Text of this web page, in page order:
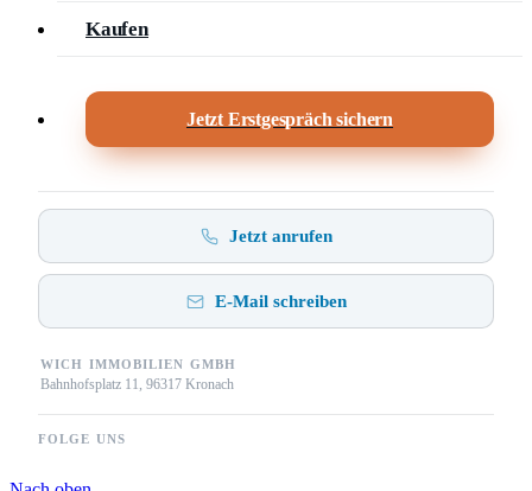
Kaufen
Jetzt Erstgespräch sichern
Jetzt anrufen
E-Mail schreiben
WICH IMMOBILIEN GMBH
Bahnhofsplatz 11, 96317 Kronach
FOLGE UNS